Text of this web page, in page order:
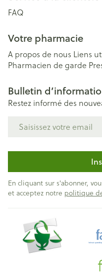
FAQ
Votre pharmacie
A propos de nous Liens
Pharmacien de garde
Bulletin
Restez informé des
En cliquant sur s'abonner,
et acceptez notre politique